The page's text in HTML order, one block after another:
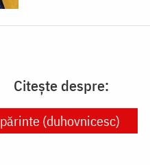
Citește despre:
părinte (duhovnicesc)